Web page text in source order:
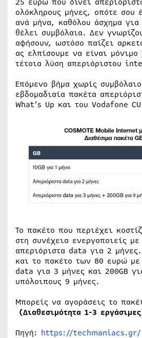
ολόκληρους μήνες, οπότε σου
ανά μήνα, καθόλου άσχημα
θέλει συμβόλαια. Δεν
αφήσουν, ωστόσο παίζει
ας ελπίσουμε να είναι μόνιμο
τέτοια λύση απεριόριστου
Επόμενο βήμα χωρίς
εβδομαδιαία πακέτα
What’s Up και του Vodafone
Το πακέτο που περιέχει
στη συνέχεια ενεργοποιείς
απεριόριστα data για 2
και το πακέτο των 80 ευρώ με
data για 3 μήνες και 200GB
υπόλοιπους 9 μήνες.
Μπορείς να αγοράσεις το
(Διαθεσιμότητα 1-3
Πηγή: https://techmaniacs.gr/